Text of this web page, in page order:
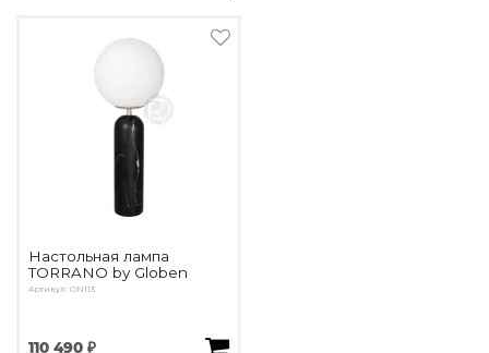
Настольная лампа
TORRANO by Globen
Артикул: ON113
110 490 ₽